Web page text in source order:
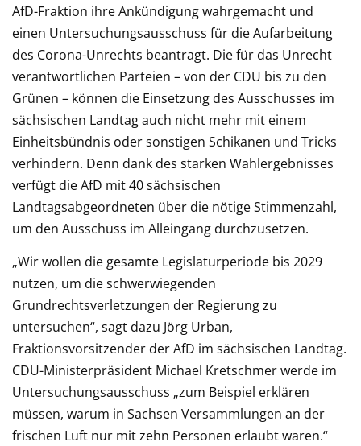
AfD-Fraktion ihre Ankündigung wahrgemacht und
einen Untersuchungsausschuss für die Aufarbeitung
des Corona-Unrechts beantragt. Die für das Unrecht
verantwortlichen Parteien – von der CDU bis zu den
Grünen – können die Einsetzung des Ausschusses im
sächsischen Landtag auch nicht mehr mit einem
Einheitsbündnis oder sonstigen Schikanen und Tricks
verhindern. Denn dank des starken Wahlergebnisses
verfügt die AfD mit 40 sächsischen
Landtagsabgeordneten über die nötige Stimmenzahl,
um den Ausschuss im Alleingang durchzusetzen.
„Wir wollen die gesamte Legislaturperiode bis 2029
nutzen, um die schwerwiegenden
Grundrechtsverletzungen der Regierung zu
untersuchen“, sagt dazu Jörg Urban,
Fraktionsvorsitzender der AfD im sächsischen Landtag.
CDU-Ministerpräsident Michael Kretschmer werde im
Untersuchungsausschuss „zum Beispiel erklären
müssen, warum in Sachsen Versammlungen an der
frischen Luft nur mit zehn Personen erlaubt waren.“